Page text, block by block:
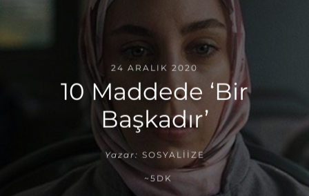
24 ARALIK 2020
10 Maddede ‘Bir
Başkadır’
Yazar: SOSYALIIZE
~5DK